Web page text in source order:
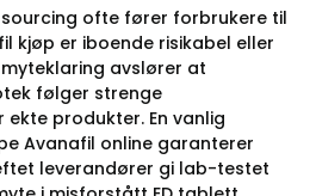
ofte fører forbrukere til
kjøp er iboende risikabel eller
avslører at
følger strenge
produkter. En vanlig
Avanafil online garanterer
leverandører gi lab-testet